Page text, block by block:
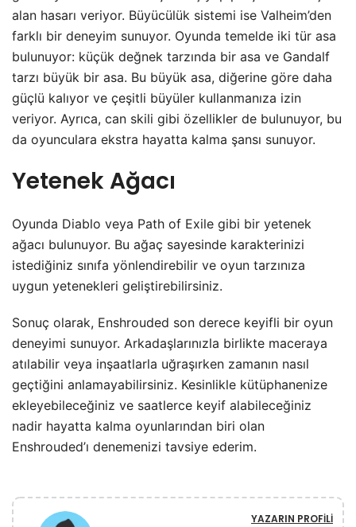
alan hasarı veriyor. Büyücülük sistemi ise Valheim’den
farklı bir deneyim sunuyor. Oyunda temelde iki tür asa
bulunuyor: küçük değnek tarzında bir asa ve Gandalf
tarzı büyük bir asa. Bu büyük asa, diğerine göre daha
güçlü kalıyor ve çeşitli büyüler kullanmanıza izin
veriyor. Ayrıca, can skili gibi özellikler de bulunuyor, bu
da oyunculara ekstra hayatta kalma şansı sunuyor.
Yetenek Ağacı
Oyunda Diablo veya Path of Exile gibi bir yetenek
ağacı bulunuyor. Bu ağaç sayesinde karakterinizi
istediğiniz sınıfa yönlendirebilir ve oyun tarzınıza
uygun yetenekleri geliştirebilirsiniz.
Sonuç olarak, Enshrouded son derece keyifli bir oyun
deneyimi sunuyor. Arkadaşlarınızla birlikte maceraya
atılabilir veya inşaatlarla uğraşırken zamanın nasıl
geçtiğini anlamayabilirsiniz. Kesinlikle kütüphanenize
ekleyebileceğiniz ve saatlerce keyif alabileceğiniz
nadir hayatta kalma oyunlarından biri olan
Enshrouded’ı denemenizi tavsiye ederim.
YAZARIN PROFILI